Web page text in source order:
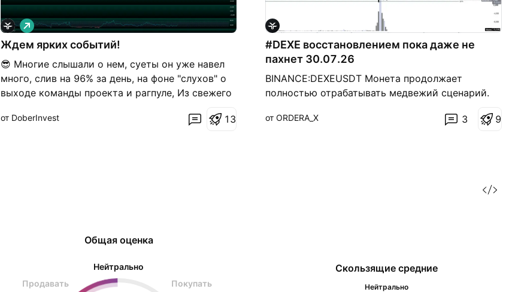
Ждем ярких событий!
😎 Многие слышали о нем, суеты он уже навел
много, слив на 96% за день, на фоне "слухов" о
выходе команды проекта и рагпуле, Из свежего
от Ceffu манипулировали на платформе с
Д
л
и
н
н
я
от DoberInvest 1 3
#DEXE восстановлением пока даже не
пахнет 30.07.26
BINANCE:DEXEUSDT Монета продолжает
полностью отрабатывать медвежий сценарий.
перекрыт, контрольная зона 3,653 потеряна, а
от ORDERA_X 3 9
Общая оценка
Нейтрально
Продавать
Покупать
Скользящие средние
Нейтрально